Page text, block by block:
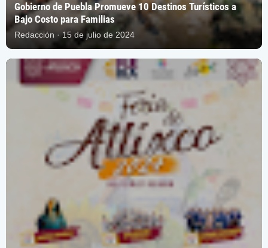
Gobierno de Puebla Promueve 10 Destinos Turísticos a
Bajo Costo para Familias
Redacción · 15 de julio de 2024